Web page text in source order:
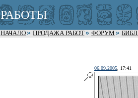
РАБОТЫ
НАЧАЛО ПРОДАЖА РАБОТ ФОРУМ
06.09.2005 , 17:41